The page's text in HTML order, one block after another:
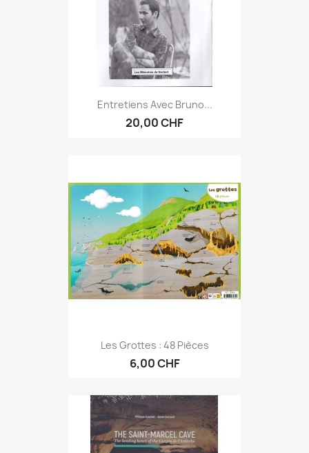
Entretiens Avec Bruno...
20,00 CHF
Les Grottes : 48 Pièces
6,00 CHF